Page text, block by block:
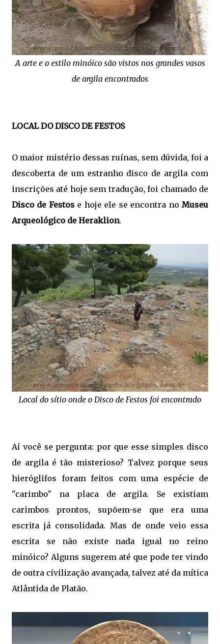
A arte e o estilo minóico são vistos nos grandes vasos
de argila encontrados
LOCAL DO DISCO DE FESTOS
O maior mistério dessas ruínas, sem dúvida, foi a
descoberta de um estranho disco de argila com
inscrições até hoje sem tradução, foi chamado de
Disco de Festose hoje ele se encontra noMuseu
Arqueológico de Heraklion.
Local do sítio onde o Disco de Festos foi encontrado
Aí você se pergunta: por que esse simples disco
de argila é tão misterioso? Talvez porque seus
hieróglifos foram feitos com uma espécie de
"carimbo" na placa de argila. Se existiam
carimbos prontos, supõem-se que era uma
escrita já consolidada. Mas de onde veio essa
escrita se não existe nada igual no reino
minóico? Alguns sugerem até que pode ter vindo
de outra civilização avançada, talvez até da mítica
Atlântida de Platão.